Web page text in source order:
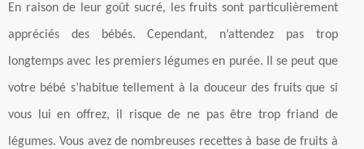
En raison de leur goût sucré, les fruits sont particulièrement
appréciés des bébés. Cependant, n’attendez pas trop
longtemps avec les premiers légumes en purée. Il se peut que
votre bébé s’habitue tellement à la douceur des fruits que si
vous lui en offrez, il risque de ne pas être trop friand de
légumes. Vous avez de nombreuses recettes à base de fruits à